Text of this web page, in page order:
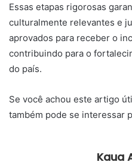
Essas etapas rigorosas
culturalmente relevantes e
aprovados para receber o
contribuindo para o
do país.
Se você achou este artigo
também pode se interessar
Kaua